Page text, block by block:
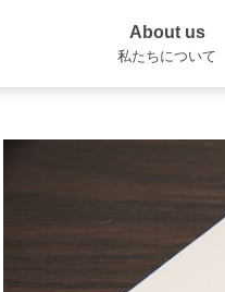
About us
私たちについて